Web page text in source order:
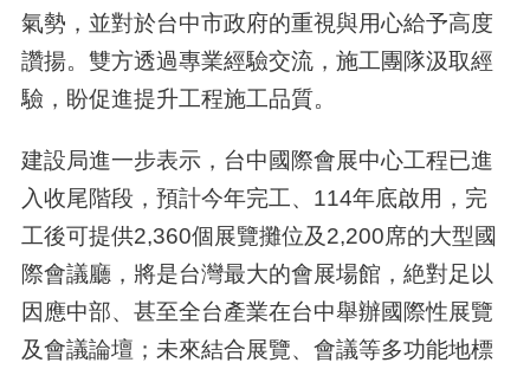
氣勢，並對於台中市政府的重視與用心給予高度
讚揚。雙方透過專業經驗交流，施工團隊汲取經
驗，盼促進提升工程施工品質。
建設局進一步表示，台中國際會展中心工程已進
入收尾階段，預計今年完工、114年底啟用，完
工後可提供2,360個展覽攤位及2,200席的大型國
際會議廳，將是台灣最大的會展場館，絶對足以
因應中部、甚至全台產業在台中舉辦國際性展覽
及會議論壇；未來結合展覽、會議等多功能地標